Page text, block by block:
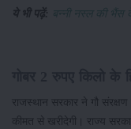
ये भी पढ़ें: बन्नी नस्ल की भैंस
राजस्थान सरकार ने गौ
कीमत से खरीदेगी। राज्य